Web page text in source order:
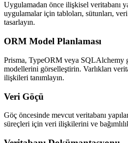
Uygulamadan önce ilişkisel veritabanı
uygulamalar için tabloları, sütunları,
tasarlayın.
ORM Model Planlaması
Prisma, TypeORM veya SQLAlchemy
modellerini görselleştirin. Varlıkları
ilişkileri tanımlayın.
Veri Göçü
Göç öncesinde mevcut veritabanı
süreçleri için veri ilişkilerini ve